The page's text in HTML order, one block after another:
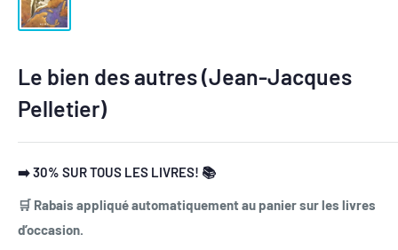
Le bien des autres (Jean-Jacques
Pelletier)
➡️ 30% SUR TOUS LES LIVRES! 📚
🛒 Rabais appliqué automatiquement au panier sur les livres
d’occasion.